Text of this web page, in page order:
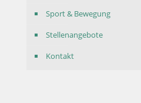
Sport & Bewegung
Stellenangebote
Kontakt